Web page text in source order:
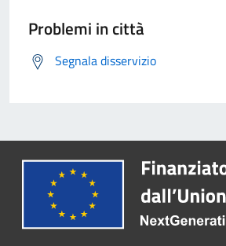
Problemi in città
Segnala disservizio